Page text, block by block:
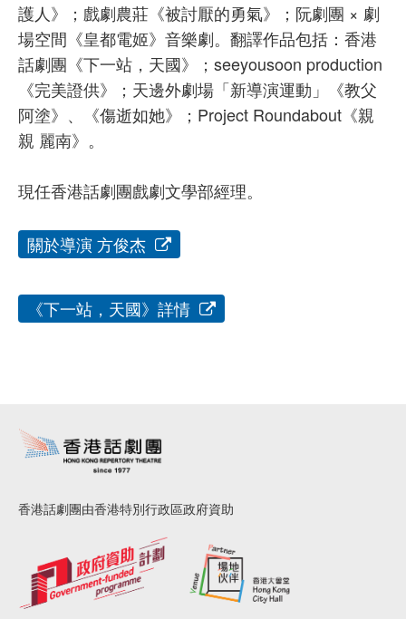
護人》；戲劇農莊《被討厭的勇氣》；阮劇團 × 劇
場空間《皇都電姬》音樂劇。翻譯作品包括：香港
話劇團《下一站，天國》；seeyousoon production
《完美證供》；天邊外劇場「新導演運動」《教父
阿塗》、《傷逝如她》；Project Roundabout《親
親 麗南》。
現任香港話劇團戲劇文學部經理。
關於導演 方俊杰
《下一站，天國》詳情
香港話劇團由香港特別行政區政府資助